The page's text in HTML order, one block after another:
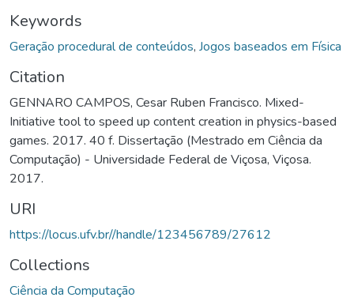
Keywords
Geração procedural de conteúdos, Jogos baseados em Física
Citation
GENNARO CAMPOS, Cesar Ruben Francisco. Mixed-
Initiative tool to speed up content creation in physics-based
games. 2017. 40 f. Dissertação (Mestrado em Ciência da
Computação) - Universidade Federal de Viçosa, Viçosa.
2017.
URI
https://locus.ufv.br//handle/123456789/27612
Collections
Ciência da Computação